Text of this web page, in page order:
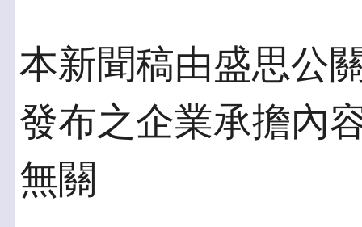
本新聞稿由盛思公
發布之企業承擔內
無關